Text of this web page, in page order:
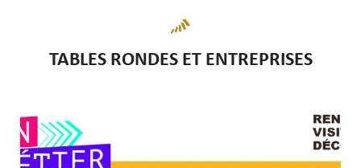
TABLES RONDES ET ENTREPRISES